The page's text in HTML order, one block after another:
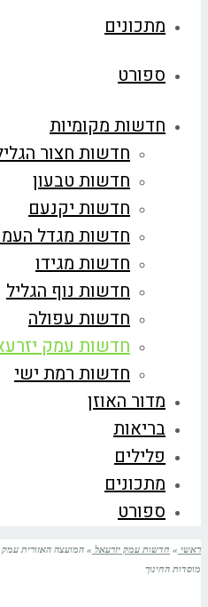
מתכונים
ספורט
חדשות מקומיות
חדשות חצור
חדשות טבעון
חדשות יקנעם
חדשות מגדל
חדשות מגידו
חדשות נוף הגליל
חדשות עפולה
חדשות עמק
חדשות רמת ישי
מדור האוזן
בריאות
פלילים
מתכונים
ספורט
ראשי » חדשות עמק יזרעאל » המועצה האזורית עמק
מוסדות החינוך